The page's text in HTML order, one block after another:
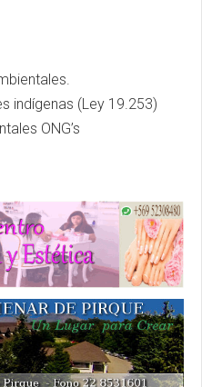
indígenas (Ley 19.253)
ONG’s